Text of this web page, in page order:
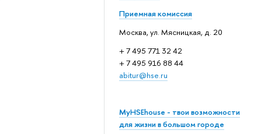
Приемная комиссия
Москва, ул. Мясницкая, д. 20
+ 7 495 771 32 42
+ 7 495 916 88 44
abitur@hse.ru
MyHSEhouse - твои возможности
для жизни в большом городе